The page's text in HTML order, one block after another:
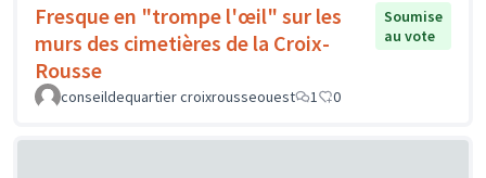
Fresque en "trompe l'œil" sur les
murs des cimetières de la Croix-
Rousse
Soumise
au vote
conseildequartier croixrousseouest 1 0